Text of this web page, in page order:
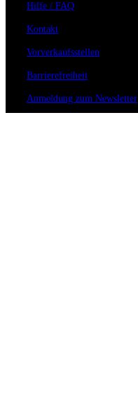
Hilfe / FAQ
Kontakt
Vorverkaufsstellen
Barrierefreiheit
Anmeldung zum Newsletter